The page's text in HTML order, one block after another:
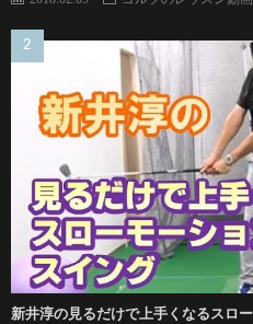
新井淳の見るだけで上手くなるスロ